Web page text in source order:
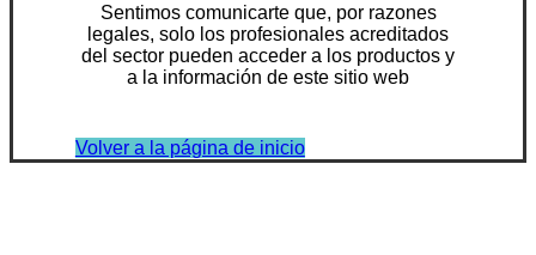
Sentimos comunicarte que, por razones
legales, solo los profesionales acreditados
del sector pueden acceder a los productos y
a la información de este sitio web
Volver a la página de inicio